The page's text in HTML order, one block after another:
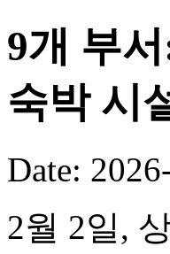
9개 부
숙박 시
Date:
2월 2일,